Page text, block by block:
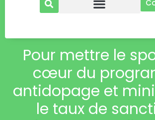
Pour mettre le
cœur du
antidopage et
le taux de